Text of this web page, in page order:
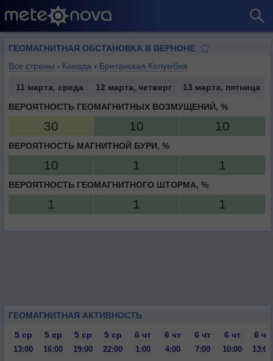
ГЕОМАГНИТНАЯ ОБСТАНОВКА В ВЕРНОНЕ
Все страны › Канада › Британская Колумбия
11 марта, среда 12 марта, четверг
13 марта, пятница
ВЕРОЯТНОСТЬ ГЕОМАГНИТНЫХ ВОЗМУЩЕНИЙ, %
30 10 10
ВЕРОЯТНОСТЬ МАГНИТНОЙ БУРИ, %
10 1 1
ВЕРОЯТНОСТЬ ГЕОМАГНИТНОГО ШТОРМА, %
1 1 1
ГЕОМАГНИТНАЯ АКТИВНОСТЬ
5 ср
5 ср 5 ср 5 ср 6 чт 6 чт 6 чт 6 чт 6 чт
13:00 16:00 19:00 22:00 1:00 4:00 7:00 10:00 13:00